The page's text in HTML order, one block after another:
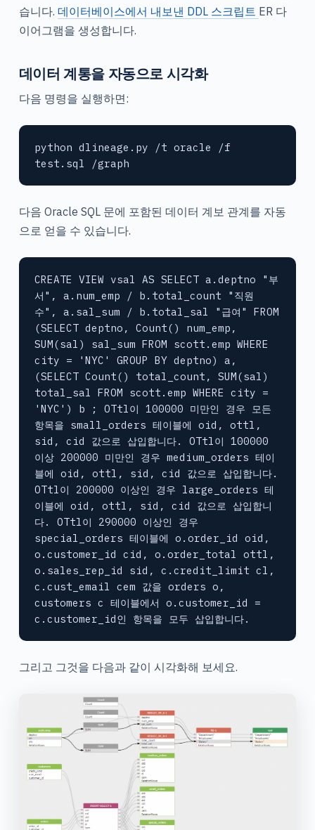
습니다. 데이터베이스에서 내보낸 DDL 스크립트 ER 다
이어그램을 생성합니다.
데이터 계통을 자동으로 시각화
다음 명령을 실행하면:
python dlineage.py /t oracle /f
test.sql /graph
다음 Oracle SQL 문에 포함된 데이터 계보 관계를 자동
으로 얻을 수 있습니다.
CREATE VIEW vsal AS SELECT a.deptno "부
서", a.num_emp / b.total_count "직원
수", a.sal_sum / b.total_sal "급여" FROM
(SELECT deptno, Count() num_emp,
SUM(sal) sal_sum FROM scott.emp WHERE
city = 'NYC' GROUP BY deptno) a,
(SELECT Count() total_count, SUM(sal)
total_sal FROM scott.emp WHERE city =
'NYC') b ; OTtl이 100000 미만인 경우 모든
항목을 small_orders 테이블에 oid, ottl,
sid, cid 값으로 삽입합니다. OTtl이 100000
이상 200000 미만인 경우 medium_orders 테이
블에 oid, ottl, sid, cid 값으로 삽입합니다.
OTtl이 200000 이상인 경우 large_orders 테
이블에 oid, ottl, sid, cid 값으로 삽입합니
다. OTtl이 290000 이상인 경우
special_orders 테이블에 o.order_id oid,
o.customer_id cid, o.order_total ottl,
o.sales_rep_id sid, c.credit_limit cl,
c.cust_email cem 값을 orders o,
customers c 테이블에서 o.customer_id =
c.customer_id인 항목을 모두 삽입합니다.
그리고 그것을 다음과 같이 시각화해 보세요.